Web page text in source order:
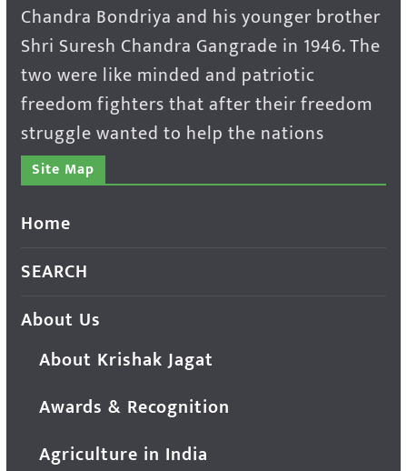
Chandra Bondriya and his younger brother
Shri Suresh Chandra Gangrade in 1946. The
two were like minded and patriotic
freedom fighters that after their freedom
struggle wanted to help the nations
Site Map
Home
SEARCH
About Us
About Krishak Jagat
Awards & Recognition
Agriculture in India